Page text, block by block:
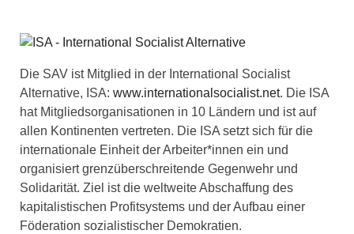
Die SAV ist Mitglied in der International Socialist
Alternative, ISA: www.internationalsocialist.net. Die ISA
hat Mitgliedsorganisationen in 10 Ländern und ist auf
allen Kontinenten vertreten. Die ISA setzt sich für die
internationale Einheit der Arbeiter*innen ein und
organisiert grenzüberschreitende Gegenwehr und
Solidarität. Ziel ist die weltweite Abschaffung des
kapitalistischen Profitsystems und der Aufbau einer
Föderation sozialistischer Demokratien.